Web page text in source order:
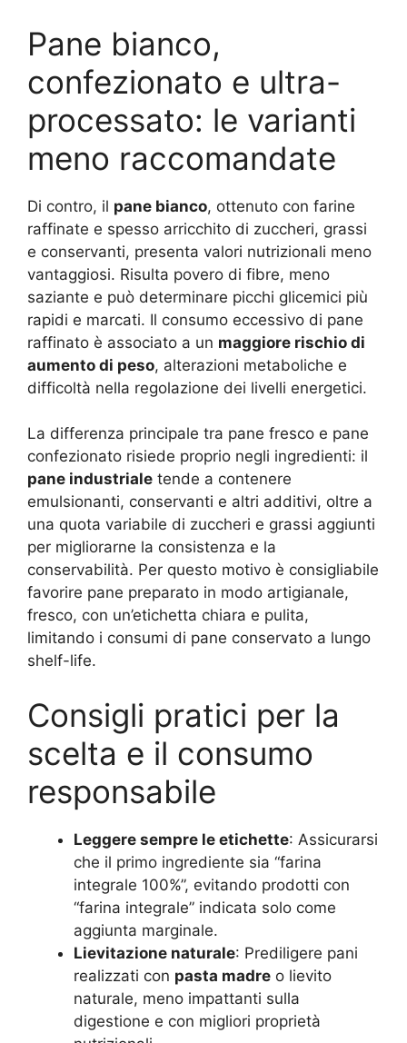
Pane bianco,
confezionato e ultra-
processato: le varianti
meno raccomandate
Di contro, il pane bianco, ottenuto con farine
raffinate e spesso arricchito di zuccheri, grassi
e conservanti, presenta valori nutrizionali meno
vantaggiosi. Risulta povero di fibre, meno
saziante e può determinare picchi glicemici più
rapidi e marcati. Il consumo eccessivo di pane
raffinato è associato a un maggiore rischio di
aumento di peso, alterazioni metaboliche e
difficoltà nella regolazione dei livelli energetici.
La differenza principale tra pane fresco e pane
confezionato risiede proprio negli ingredienti: il
pane industriale tende a contenere
emulsionanti, conservanti e altri additivi, oltre a
una quota variabile di zuccheri e grassi aggiunti
per migliorarne la consistenza e la
conservabilità. Per questo motivo è consigliabile
favorire pane preparato in modo artigianale,
fresco, con un’etichetta chiara e pulita,
limitando i consumi di pane conservato a lungo
shelf-life.
Consigli pratici per la
scelta e il consumo
responsabile
Leggere sempre le etichette: Assicurarsi
che il primo ingrediente sia “farina
integrale 100%”, evitando prodotti con
“farina integrale” indicata solo come
aggiunta marginale.
Lievitazione naturale: Prediligere pani
realizzati con pasta madre o lievito
naturale, meno impattanti sulla
digestione e con migliori proprietà